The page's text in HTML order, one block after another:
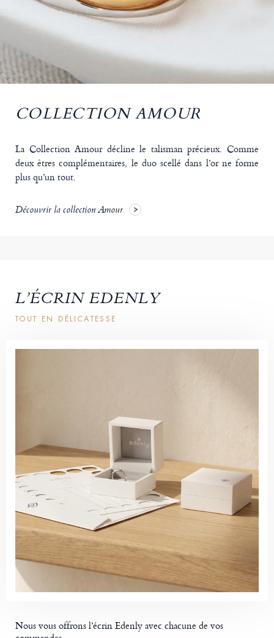
COLLECTION AMOUR
La Collection Amour décline le talisman précieux. Comme
deux êtres complémentaires, le duo scellé dans l’or ne forme
plus qu’un tout.
Découvrir la collection Amour
L’ÉCRIN EDENLY
TOUT EN DÉLICATESSE
Nous vous offrons l’écrin Edenly avec chacune de vos